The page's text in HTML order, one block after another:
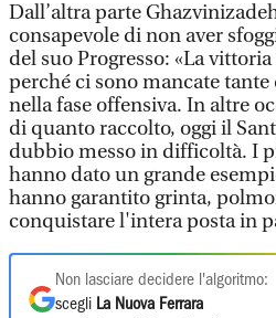
Dall’altra parte
consapevole di non aver
del suo Progresso: «La
perché ci sono mancate tante
nella fase offensiva. In altre
di quanto raccolto, oggi il
dubbio messo in difficoltà. I
hanno dato un grande
hanno garantito grinta,
conquistare l'intera posta in
Non lasciare decidere l'algoritmo:
scegli La Nuova Ferrara